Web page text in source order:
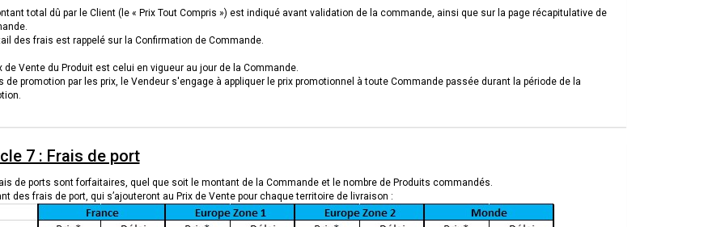
total dû par le Client (le « Prix Tout Compris ») est indiqué avant validation de la commande, ainsi que sur la page récapitulative de
des frais est rappelé sur la Confirmation de Commande.
de Vente du Produit est celui en vigueur au jour de la Commande.
de promotion par les prix, le Vendeur s'engage à appliquer le prix promotionnel à toute Commande passée durant la période de la
7 : Frais de port
de ports sont forfaitaires, quel que soit le montant de la Commande et le nombre de Produits commandés.
des frais de port, qui s’ajouteront au Prix de Vente pour chaque territoire de livraison :